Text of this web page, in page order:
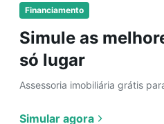
Financiamento
Simule as
só lugar
Assessoria imobiliária grátis
Simular agora